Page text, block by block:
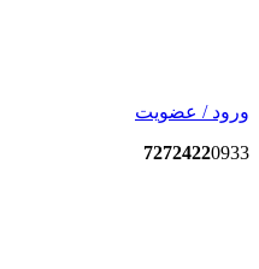
ورود / عضویت
72724220933